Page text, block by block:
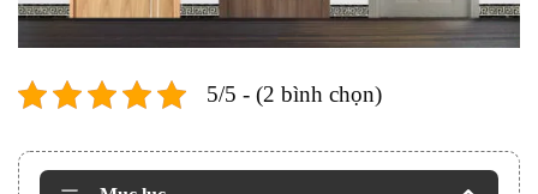
5/5 - (2 bình chọn)